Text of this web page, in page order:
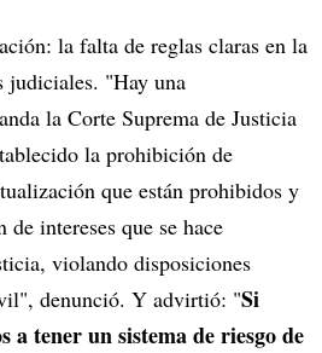
la falta de reglas claras en la
judiciales. "Hay una
la Corte Suprema de Justicia
la prohibición de
que están prohibidos y
intereses que se hace
violando disposiciones
denunció. Y advirtió: "Si
a tener un sistema de riesgo de